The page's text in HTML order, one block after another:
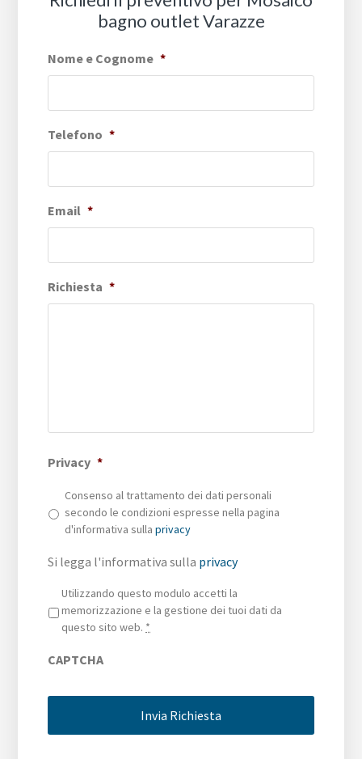
bagno outlet Varazze
Nome e Cognome *
Telefono *
Email *
Richiesta *
Privacy *
Consenso al trattamento dei dati personali
secondo le condizioni espresse nella pagina
d'informativa sullaprivacy
Si legga l'informativa sulla privacy
Privacy *
Utilizzando questo modulo accetti la
memorizzazione e la gestione dei tuoi dati da
questo sito web. *
CAPTCHA